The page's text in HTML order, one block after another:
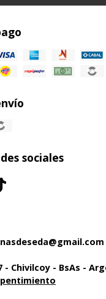
sociales
- Chivilcoy - BsAs -